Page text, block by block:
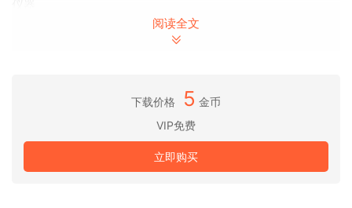
4. 安装 SampleTron2_Samples_Installer_Part_1.dmg 并安装
6. 安装 SampleTron2_Samples_Installer_Part_3.dmg 并安装
7. 尽情享受吧！
阅读全文
下载价格 5 金币
VIP免费
立即购买